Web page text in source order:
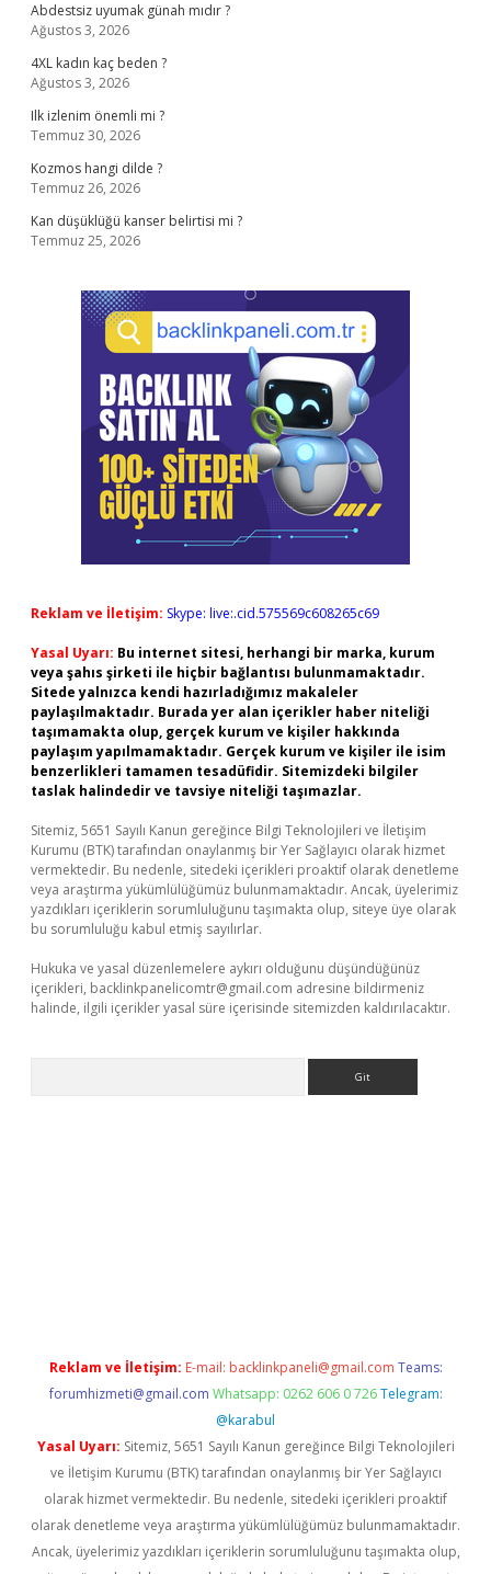
Abdestsiz uyumak günah mıdır ?
Ağustos 3, 2026
4XL kadın kaç beden ?
Ağustos 3, 2026
Ilk izlenim önemli mi ?
Temmuz 30, 2026
Kozmos hangi dilde ?
Temmuz 26, 2026
Kan düşüklüğü kanser belirtisi mi ?
Temmuz 25, 2026
Reklam ve İletişim: Skype: live:.cid.575569c608265c69
Yasal Uyarı: Bu internet sitesi, herhangi bir marka, kurum
veya şahıs şirketi ile hiçbir bağlantısı bulunmamaktadır.
Sitede yalnızca kendi hazırladığımız makaleler
paylaşılmaktadır. Burada yer alan içerikler haber niteliği
taşımamakta olup, gerçek kurum ve kişiler hakkında
paylaşım yapılmamaktadır. Gerçek kurum ve kişiler ile isim
benzerlikleri tamamen tesadüfidir. Sitemizdeki bilgiler
taslak halindedir ve tavsiye niteliği taşımazlar.
Sitemiz, 5651 Sayılı Kanun gereğince Bilgi Teknolojileri ve İletişim
Kurumu (BTK) tarafından onaylanmış bir Yer Sağlayıcı olarak hizmet
vermektedir. Bu nedenle, sitedeki içerikleri proaktif olarak denetleme
veya araştırma yükümlülüğümüz bulunmamaktadır. Ancak, üyelerimiz
yazdıkları içeriklerin sorumluluğunu taşımakta olup, siteye üye olarak
bu sorumluluğu kabul etmiş sayılırlar.
Hukuka ve yasal düzenlemelere aykırı olduğunu düşündüğünüz
içerikleri, backlinkpanelicomtr@gmail.com adresine bildirmeniz
halinde, ilgili içerikler yasal süre içerisinde sitemizden kaldırılacaktır.
Reklam ve İletişim: E-mail: backlinkpaneli@gmail.com Teams:
forumhizmeti@gmail.com Whatsapp: 0262 606 0 726 Telegram:
@karabul
Yasal Uyarı: Sitemiz, 5651 Sayılı Kanun gereğince Bilgi Teknolojileri
ve İletişim Kurumu (BTK) tarafından onaylanmış bir Yer Sağlayıcı
olarak hizmet vermektedir. Bu nedenle, sitedeki içerikleri proaktif
olarak denetleme veya araştırma yükümlülüğümüz bulunmamaktadır.
Ancak, üyelerimiz yazdıkları içeriklerin sorumluluğunu taşımakta olup,